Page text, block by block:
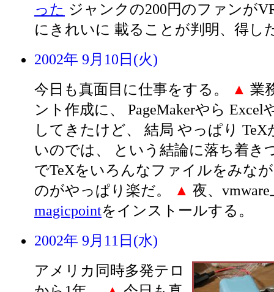
った ジャンクの200円のファンが
にきれいに 載ることが判明、得
2002年 9月10日(火)
今日も真面目に仕事をする。
▲ 業
ント作成に、 PageMakerやら Excel
してきたけど、 結局 やっぱり
いのでは、 という結論に落ち着き
でTeXをいろんなファイルをみな
のがやっぱり楽だ。
▲ 夜、
magicpointをインストールする。
2002年 9月11日(水)
アメリカ同時多発テロ